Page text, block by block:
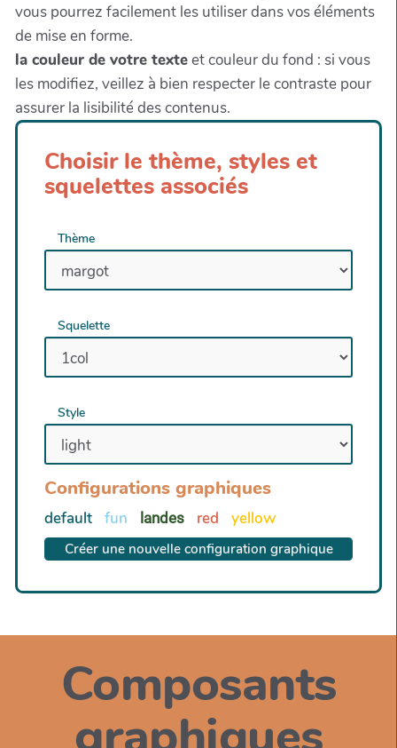
vous pourrez facilement les utiliser dans vos éléments
de mise en forme.
la couleur de votre texteet couleur du fond : si vous
les modifiez, veillez à bien respecter le contraste pour
assurer la lisibilité des contenus.
Choisir le thème, styles et
squelettes associés
Thème
Squelette
Style
Configurations graphiques
default fun landes red yellow
Créer une nouvelle configuration graphique
Composants